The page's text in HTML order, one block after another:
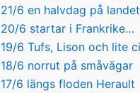
21/6 en halvdag på landet
20/6 startar i Frankrike…
19/6 Tufs, Lison och lite
18/6 norrut på småvägar
17/6 längs floden Herault